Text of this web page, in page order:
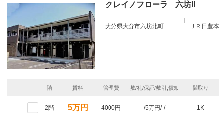
クレイノフローラ 六坊II
大分県大分市六坊北町 ＪＲ日豊
階 賃料 管理費 敷/礼/保証/敷引,償却 間取り
2階 5万円 4000円 -/5万円/-/- 1K